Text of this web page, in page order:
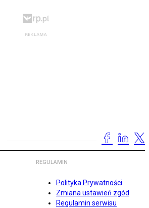
REGULAMIN
Polityka Prywatności
Zmiana ustawień zgód
Regulamin serwisu